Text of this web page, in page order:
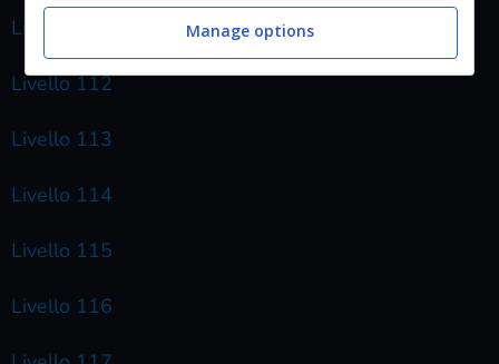
Livello 111
Livello 112
Livello 113
Livello 114
Livello 115
Livello 116
Manage options